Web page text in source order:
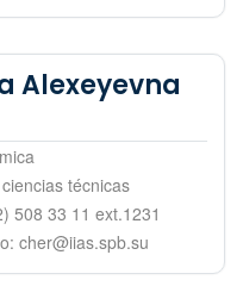
Alexeyevna
técnicas
508 33 11 ext.1231
cher@iias.spb.su